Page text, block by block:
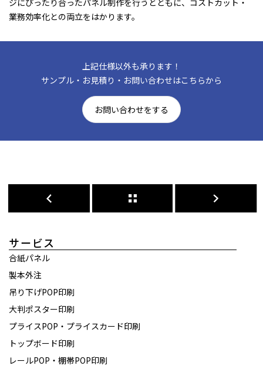
サービス
合紙パネル
製本外注
吊り下げPOP印刷
大判ポスター印刷
プライスPOP・プライスカード印刷
トップボード印刷
レールPOP・棚帯POP印刷
ジにぴったり合ったパネル制作を行うとともに、コストカット・
業務効率化との両立をはかります。
上記仕様以外も承ります！
サンプル・お見積り・お問い合わせはこちらから
お問い合わせをする